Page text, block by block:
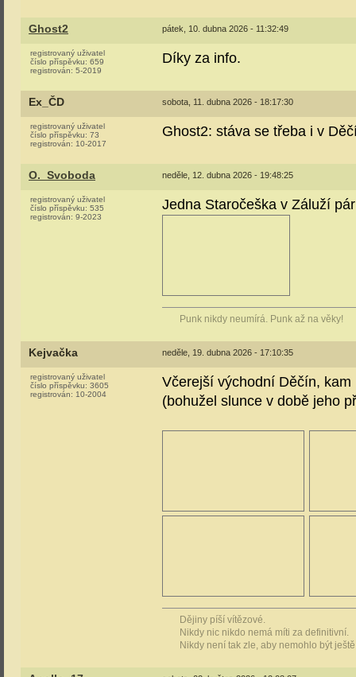
Ghost2 pátek, 10. dubna 2026 - 11:32:49
registrovaný uživatel
číslo příspěvku: 659
registrován: 5-2019
Díky za info.
Ex_ČD sobota, 11. dubna 2026 - 18:17:30
registrovaný uživatel
číslo příspěvku: 73
registrován: 10-2017
Ghost2: stáva se třeba i v
O._Svoboda neděle, 12. dubna 2026 - 19:48:25
registrovaný uživatel
číslo příspěvku: 535
registrován: 9-2023
Jedna Staročeška v Záluží
Punk nikdy neumírá. Punk až na věky!
Kejvačka neděle, 19. dubna 2026 - 17:10:35
registrovaný uživatel
číslo příspěvku: 3605
registrován: 10-2004
Včerejší východní Děčín,
(bohužel slunce v době jeho
Dějiny píší vítězové.
Nikdy nic nikdo nemá míti za definitivní.
Nikdy není tak zle, aby nemohlo být